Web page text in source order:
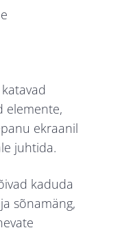
elemente,
ekraanil
juhtida.
kaduda
sõnamäng,